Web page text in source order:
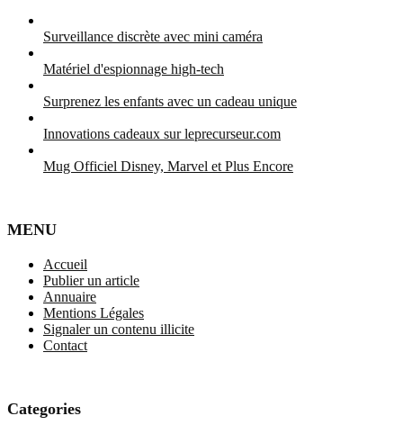
Surveillance discrète avec mini caméra
Matériel d'espionnage high-tech
Surprenez les enfants avec un cadeau unique
Innovations cadeaux sur leprecurseur.com
Mug Officiel Disney, Marvel et Plus Encore
MENU
Accueil
Publier un article
Annuaire
Mentions Légales
Signaler un contenu illicite
Contact
Categories